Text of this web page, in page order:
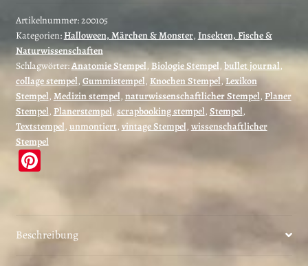
(200105)
Menge
Artikelnummer:200105
Kategorien:Halloween, Märchen & Monster, Insekten, Fische &
Naturwissenschaften
Schlagwörter:Anatomie Stempel, Biologie Stempel, bullet journal,
collage stempel, Gummistempel, Knochen Stempel,Lexikon
Stempel, Medizin stempel, naturwissenschaftlicher Stempel, Planer
Stempel, Planerstempel, scrapbooking stempel, Stempel,
Textstempel, unmontiert, vintage Stempel, wissenschaftlicher
Stempel
Pi
nt
es
t
Beschreibung